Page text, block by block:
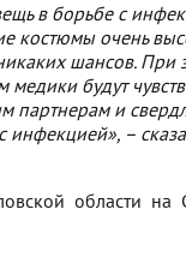
в борьбе с
костюмы очень
шансов. При
будут
партнерам и
инфекцией», –
области на